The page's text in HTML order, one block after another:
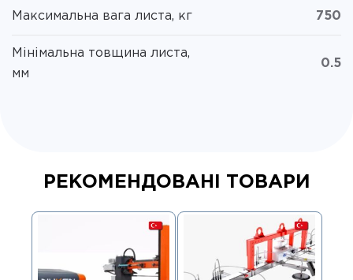
Максимальна вага листа, кг 750
Мінімальна товщина листа,
мм
0.5
РЕКОМЕНДОВАНІ ТОВАРИ